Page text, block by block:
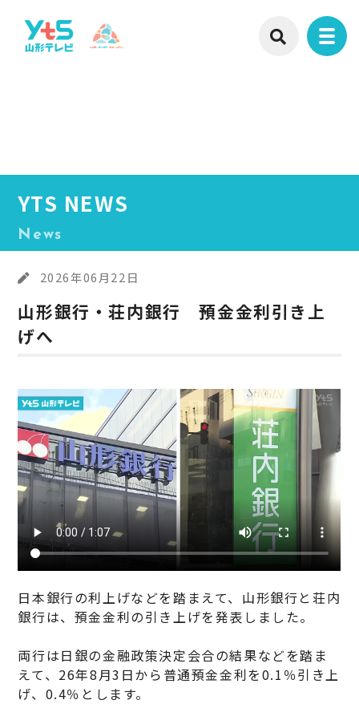
YTS NEWS
News
2026年06月22日
山形銀行・荘内銀行 預金金利引き上
げへ
日本銀行の利上げなどを踏まえて、山形銀行と荘内
銀行は、預金金利の引き上げを発表しました。
両行は日銀の金融政策決定会合の結果などを踏ま
えて、26年8月3日から普通預金金利を0.1％引き上
げ、0.4％とします。